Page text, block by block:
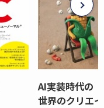
AI実装時代の
世界のクリエ